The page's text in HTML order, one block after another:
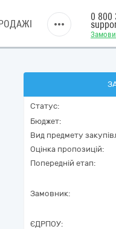
0 800
Статус:
Бюджет:
Вид предмету
Оцінка пропозицій:
Попередній етап:
Замовник:
ЄДРПОУ: